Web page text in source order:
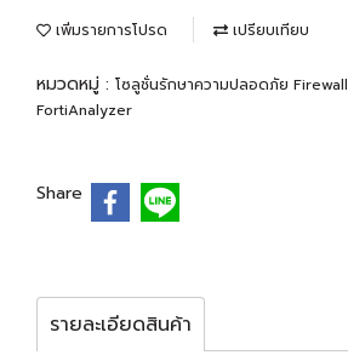
เพิ่มรายการโปรด เปรียบเทียบ
หมวดหมู่ : โซลูชั่นรักษาความปลอดภัย Firewall
FortiAnalyzer
Share
รายละเอียดสินค้า